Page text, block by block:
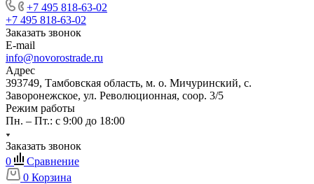
+7 495 818-63-02
+7 495 818-63-02
Заказать звонок
E-mail
info@novorostrade.ru
Адрес
393749, Тамбовская область, м. о. Мичуринский, с.
Заворонежское, ул. Революционная, соор. 3/5
Режим работы
Пн. – Пт.: с 9:00 до 18:00
Заказать звонок
0
Сравнение
0 Корзина